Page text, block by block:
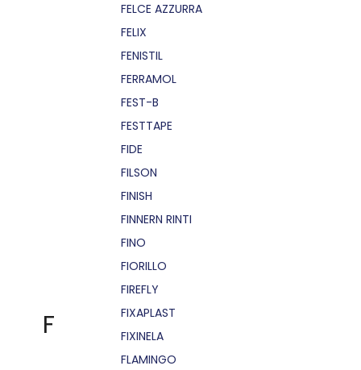
F
FELCE AZZURRA
FELIX
FENISTIL
FERRAMOL
FEST-B
FESTTAPE
FIDE
FILSON
FINISH
FINNERN RINTI
FINO
FIORILLO
FIREFLY
FIXAPLAST
FIXINELA
FLAMINGO